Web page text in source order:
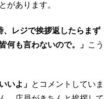
があります。
、レジで挨拶返したらまず
何も言わないので。」 こう
いよ」 とコメントしていま